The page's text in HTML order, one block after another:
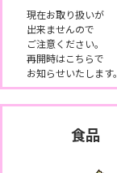
現在お取り扱いが
出来ませんので
ご注意ください。
再開時はこちらで
お知らせいたします。
食品